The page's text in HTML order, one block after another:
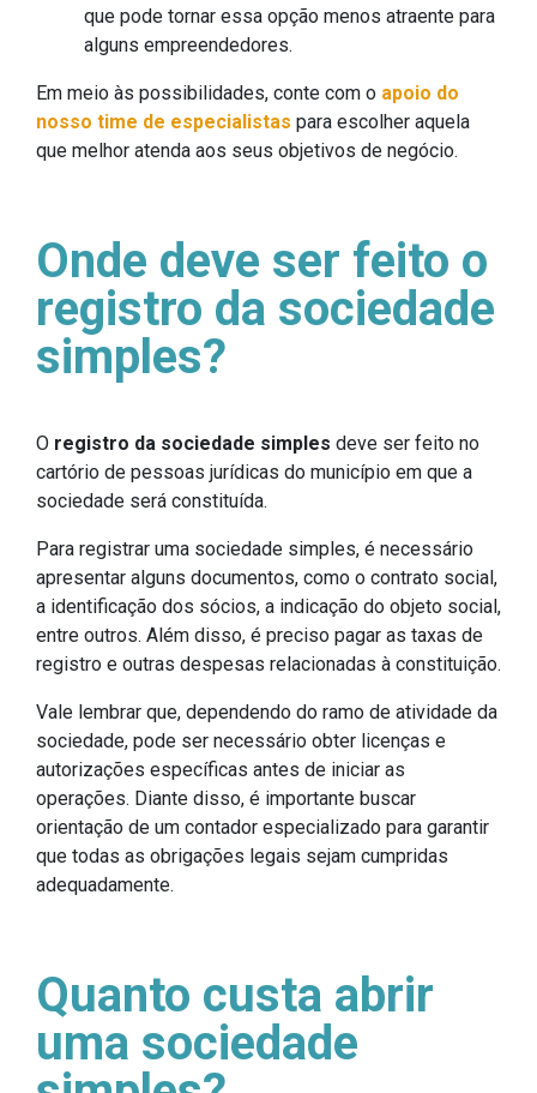
que pode tornar essa opção menos atraente para
alguns empreendedores.
Em meio às possibilidades, conte com o apoio do
nosso time de especialistas para escolher aquela
que melhor atenda aos seus objetivos de negócio.
Onde deve ser feito o
registro da sociedade
simples?
O registro da sociedade simples deve ser feito no
cartório de pessoas jurídicas do município em que a
sociedade será constituída.
Para registrar uma sociedade simples, é necessário
apresentar alguns documentos, como o contrato social,
a identificação dos sócios, a indicação do objeto social,
entre outros. Além disso, é preciso pagar as taxas de
registro e outras despesas relacionadas à constituição.
Vale lembrar que, dependendo do ramo de atividade da
sociedade, pode ser necessário obter licenças e
autorizações específicas antes de iniciar as
operações. Diante disso, é importante buscar
orientação de um contador especializado para garantir
que todas as obrigações legais sejam cumpridas
adequadamente.
Quanto custa abrir
uma sociedade